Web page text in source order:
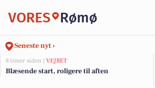
VORES Rømø
Seneste nyt ›
8 timer siden | VEJRET
Blæsende start, roligere til aften